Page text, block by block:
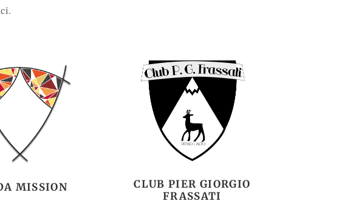
MISSION
CLUB PIER GIORGIO
FRASSATI